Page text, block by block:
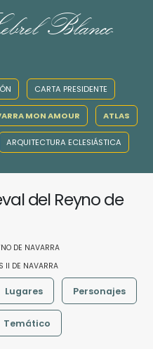
Blanco
CARTA PRESIDENTE
MON AMOUR ATLAS
ARQUITECTURA ECLESIÁSTICA
del Reyno de
DE NAVARRA
II DE NAVARRA
Lugares Personajes
Temático